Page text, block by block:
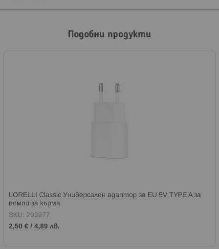
Подобни продукти
LORELLI Classic Универсален адаптор за EU 5V TYPE A за
помпи за кърма
SKU: 203977
2,50 € / 4,89 лв.